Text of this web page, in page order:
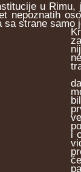
u Rimu,
nepoznatih
strane samo
i